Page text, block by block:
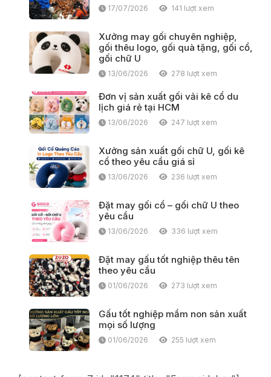
17/07/2026 141 lượt xem
Xưởng may gối chuyên nghiệp,
gối thêu logo, gối quà tặng, gối cổ,
gối chữ U
13/06/2026 278 lượt xem
Đơn vị sản xuất gối vải kê cổ du
lịch giá rẻ tại HCM
13/06/2026 247 lượt xem
Xưởng sản xuất gối chữ U, gối kê
cổ theo yêu cầu giá sỉ
13/06/2026 236 lượt xem
Đặt may gối cổ – gối chữ U theo
yêu cầu
13/06/2026 336 lượt xem
Đặt may gấu tốt nghiệp thêu tên
theo yêu cầu
01/06/2026 273 lượt xem
Gấu tốt nghiệp mầm non sản xuất
mọi số lượng
01/06/2026 255 lượt xem